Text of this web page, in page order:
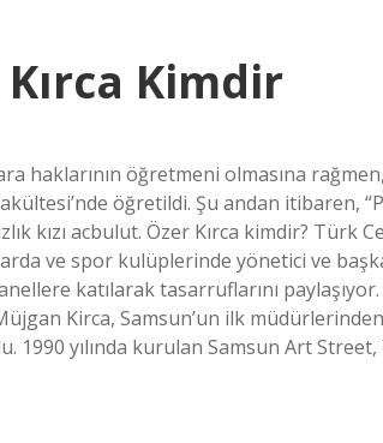
Kimdir
haklarının öğretmeni olmasına
öğretildi. Şu andan itibaren,
kızı acbulut. Özer Kırca kimdir? Türk
ve spor kulüplerinde yönetici ve
katılarak tasarruflarını paylaşıyor.
Kirca, Samsun’un ilk
yılında kurulan Samsun Art